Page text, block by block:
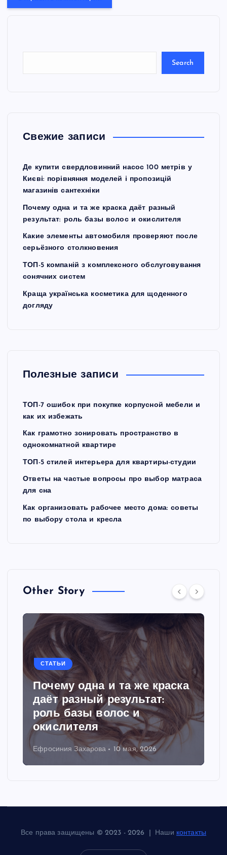
e
Search
Свежие записи
Де купити свердловинний насос 100 метрів у
Києві: порівняння моделей і пропозицій
магазинів сантехніки
Почему одна и та же краска даёт разный
результат: роль базы волос и окислителя
Какие элементы автомобиля проверяют после
серьёзного столкновения
ТОП-5 компаній з комплексного обслуговування
сонячних систем
Краща українська косметика для щоденного
догляду
Полезные записи
ТОП-7 ошибок при покупке корпусной мебели и
как их избежать
Как грамотно зонировать пространство в
однокомнатной квартире
ТОП-5 стилей интерьера для квартиры-студии
Ответы на частые вопросы про выбор матраса
для сна
Как организовать рабочее место дома: советы
по выбору стола и кресла
Other Story
СТАТЬИ
Почему одна и та же краска
даёт разный результат:
роль базы волос и
окислителя
Ефросиния Захарова 10 мая, 2026
Все права защищены © 2023 - 2026 | Наши контакты